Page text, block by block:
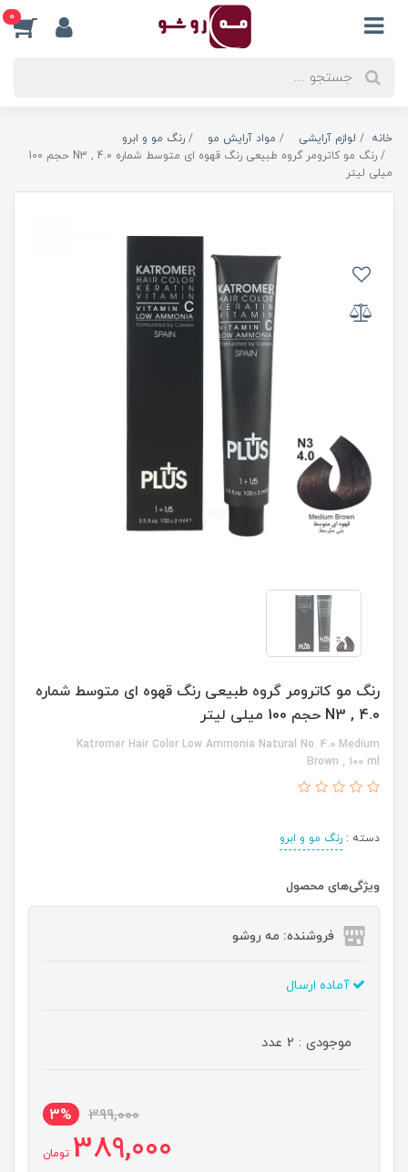
0
خانه لوازم آرایشی مواد آرایش مو
رنگ مو و ابرو
رنگ مو کاترومر گروه طبیعی رنگ قهوه ای متوسط شماره N3 , 4.0 حجم 100
میلی لیتر
رنگ مو کاترومر گروه طبیعی رنگ قهوه ای متوسط شماره
N3 , 4.0 حجم 100 میلی لیتر
Katromer Hair Color Low Ammonia Natural No. 4.0 Medium
Brown , 100 ml
دسته : رنگ مو و ابرو
ویژگی‌های محصول
فروشنده: مه رو‌شو
آماده ارسال
موجودی : 2 عدد
399,000
3%
389,000 تومان